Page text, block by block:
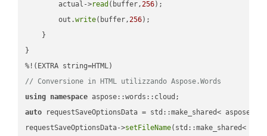
        actual->
read (buffer,256);
        out.
write(buffer,256);
    }
}
// Conversione in HTML utilizzando Aspose.Words
using namespace
auto requestSaveOptionsData = std::make_shared<
requestSaveOptionsData->setFileName(std::make_shared<